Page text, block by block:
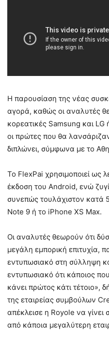
Η παρουσίαση της νέας
αγορά, καθώς οι αναλυτές
κορεατικές Samsung και LG
οι πρώτες που θα
διπλώνει, σύμφωνα με το
To FlexPai χρησιμοποιεί ως
έκδοση του Android, ενώ
συνεπώς τουλάχιστον κατά
Note 9 ή το iPhone XS Max.
Οι αναλυτές θεωρούν ότι
μεγάλη εμπορική επιτυχία,
εντυπωσιακό στη σύλληψη
εντυπωσιακό ότι κάποιος
κάνει πρώτος κάτι τέτοιο»,
της εταιρείας συμβούλων
απέκλεισε η Royole να
από κάποια μεγαλύτερη